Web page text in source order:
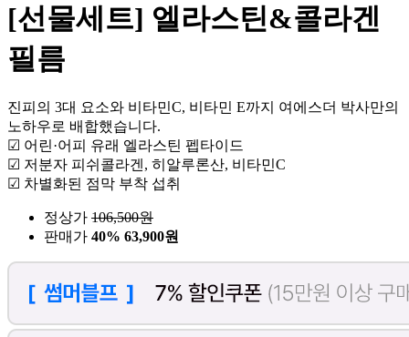
[선물세트] 엘라스틴&콜라겐
필름
진피의 3대 요소와 비타민C, 비타민 E까지 여에스더 박사만의
노하우로 배합했습니다.
☑ 어린·어피 유래 엘라스틴 펩타이드
☑ 저분자 피쉬콜라겐, 히알루론산, 비타민C
☑ 차별화된 점막 부착 섭취
정상가 106,500원
판매가 40% 63,900원